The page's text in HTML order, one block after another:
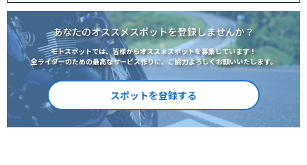
あなたのオススメスポットを登録しませんか？
モトスポットでは、皆様からオススメスポットを募集しています！
全ライダーのための最高なサービス作りに、ご協力よろしくお願いいたします。
スポットを登録する